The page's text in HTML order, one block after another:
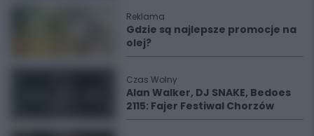
Reklama
Gdzie są najlepsze promocje na
olej?
Czas Wolny
Alan Walker, DJ SNAKE, Bedoes
2115: Fajer Festiwal Chorzów